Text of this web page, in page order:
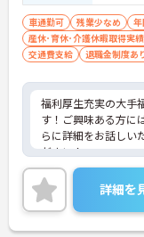
専門性を高められま
＜残業月7時間以下
・常勤で働くスタッ
高く、急なシフト変
にくい人員体制です
・訪問スケジュール
ため、月平均の残業
なり少なめに抑えら
・夜勤明けの翌日は
編成が組まれており
＜評価制度でキャリ
・介護福祉士や初任
夜勤回数がしっかり
ーションを維持でき
車通勤可 残業少なめ
産休･育休･介護休暇取得実
交通費支給
退職金制度あ
福利厚生充実の大手
す！ご興味ある方に
らに詳細をお話しい
ださい！
詳細を